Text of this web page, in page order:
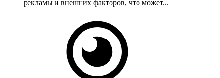
рекламы и внешних факторов, что может...